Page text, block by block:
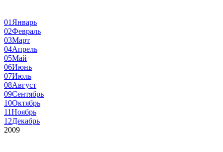
01 Январь
02Февраль
03Март
04Апрель
05Май
06Июнь
07Июль
08Август
09Сентябрь
10Октябрь
11Ноябрь
12Декабрь
2009